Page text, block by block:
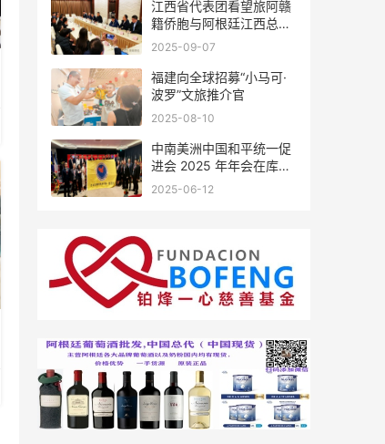
江西省代表团看望旅阿赣
籍侨胞与阿根廷江西总商
会座谈
2025-09-07
福建向全球招募“小马可·
波罗”文旅推介官
2025-08-10
中南美洲中国和平统一促
进会 2025 年年会在库拉
索圆满举行，共绘反“独”
2025-06-12